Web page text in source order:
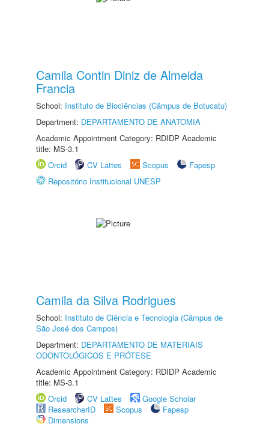
Camila Contin Diniz de Almeida
Francia
School: Instituto de Biociências (Câmpus de Botucatu)
Department: DEPARTAMENTO DE ANATOMIA
Academic Appointment Category: RDIDP Academic
title: MS-3.1
Orcid
CV Lattes Scopus
Fapesp
Repositório Institucional UNESP
Camila da Silva Rodrigues
School: Instituto de Ciência e Tecnologia (Câmpus de
São José dos Campos)
Department: DEPARTAMENTO DE MATERIAIS
ODONTOLÓGICOS E PRÓTESE
Academic Appointment Category: RDIDP Academic
title: MS-3.1
Orcid
CV Lattes
Google Scholar
ResearcherID
Scopus
Fapesp
Dimensions